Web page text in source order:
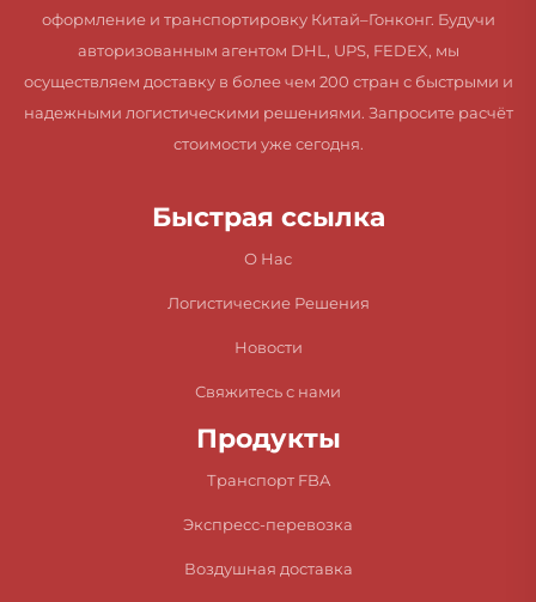
оформление и транспортировку Китай–Гонконг. Будучи
авторизованным агентом DHL, UPS, FEDEX, мы
осуществляем доставку в более чем 200 стран с быстрыми и
надежными логистическими решениями. Запросите расчёт
стоимости уже сегодня.
Быстрая ссылка
О Нас
Логистические Решения
Новости
Свяжитесь с нами
Продукты
Транспорт FBA
Экспресс-перевозка
Воздушная доставка